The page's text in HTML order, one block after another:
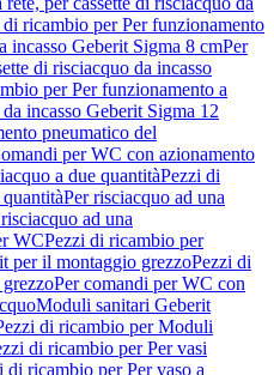
di ricambio per Per funzionamento
incasso Geberit Sigma 8 cmPer
di risciacquo da incasso
per Per funzionamento a
incasso Geberit Sigma 12
pneumatico del
per WC con azionamento
a due quantitàPezzi di
Per risciacquo ad una
ad una
WCPezzi di ricambio per
per il montaggio grezzoPezzi di
Per comandi per WC con
Moduli sanitari Geberit
di ricambio per Moduli
di ricambio per Per vasi
di ricambio per Per vaso a